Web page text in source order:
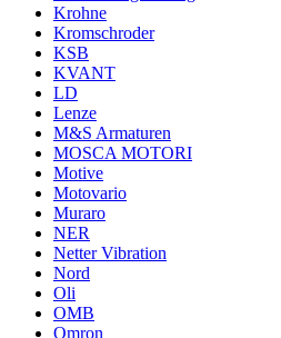
Krohne
Kromschroder
KSB
KVANT
LD
Lenze
M&S Armaturen
MOSCA MOTORI
Motive
Motovario
Muraro
NER
Netter Vibration
Nord
Oli
OMB
Omron